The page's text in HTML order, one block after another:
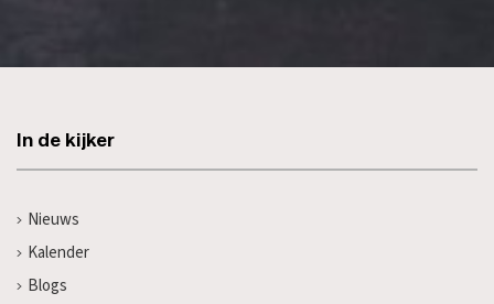
In de kijker
Nieuws
Kalender
Blogs